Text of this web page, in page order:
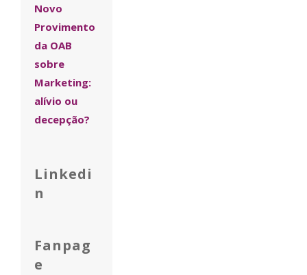
Novo
Provimento
da OAB
sobre
Marketing:
alívio ou
decepção?
Linkedi
n
Fanpag
e